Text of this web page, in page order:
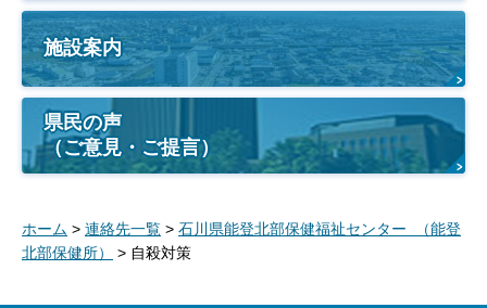
施設案内
県民の声
（ご意見・ご提言）
ホーム > 連絡先一覧 > 石川県能登北部保健福祉センター （能登
北部保健所）
> 自殺対策